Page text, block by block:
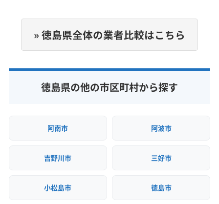
090-5276-4454
» 徳島県全体の業者比較はこちら
徳島県の他の市区町村から探す
阿南市 阿波市
吉野川市 三好市
小松島市 徳島市